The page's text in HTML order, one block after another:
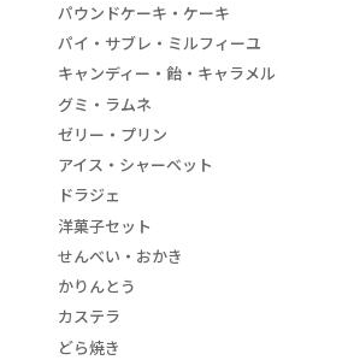
パウンドケーキ・ケーキ
パイ・サブレ・ミルフィーユ
キャンディー・飴・キャラメル
グミ・ラムネ
ゼリー・プリン
アイス・シャーベット
ドラジェ
洋菓子セット
せんべい・おかき
かりんとう
カステラ
どら焼き